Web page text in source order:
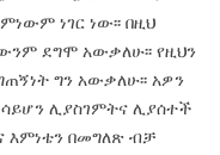
ነገር ነው፡፡ በዚህ
ደግሞ አውቃለሁ፡፡ የዚህን
ግን አውቃለሁ፡፡ አዎን
ሊያስገምትና ሊያሰተች
በመግለጽ ብቻ